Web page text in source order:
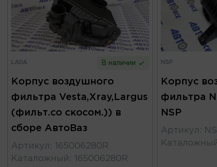
LADA В наличии
Корпус воздушного
фильтра Vesta,Xray,Largus
(фильт.со скосом.)) в
сборе АвтоВаз
Артикул :
165006280R
Каталожный : 165006280R
NSP
Корпус
фильтра
NSP
Артикул :